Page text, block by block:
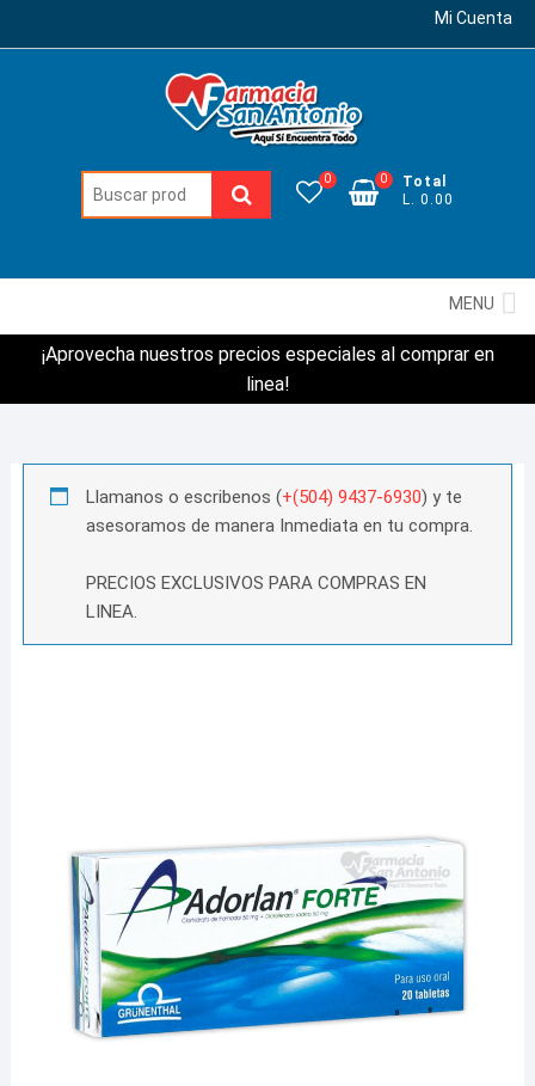
Mi Cuenta
Buscar: 0
Total
L. 0.00
0
MENU
¡Aprovecha nuestros precios especiales al comprar en
linea!
Llamanos o escribenos (+(504) 9437-6930) y te
asesoramos de manera Inmediata en tu compra.
PRECIOS EXCLUSIVOS PARA COMPRAS EN
LINEA.